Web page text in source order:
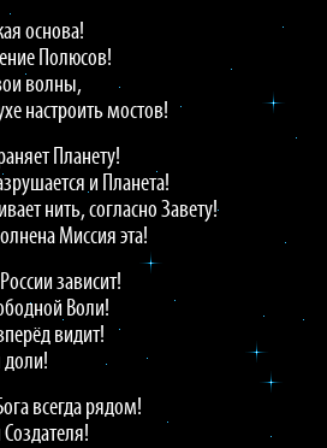
основа!
Полюсов!
волны,
настроить мостов!
Планету!
и Планета!
нить, согласно Завету!
Миссия эта!
зависит!
Воли!
видит!
доли!
всегда рядом!